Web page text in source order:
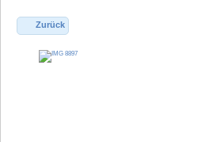
Zurück